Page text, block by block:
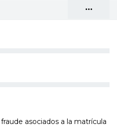
•••
asociados a la matrícula